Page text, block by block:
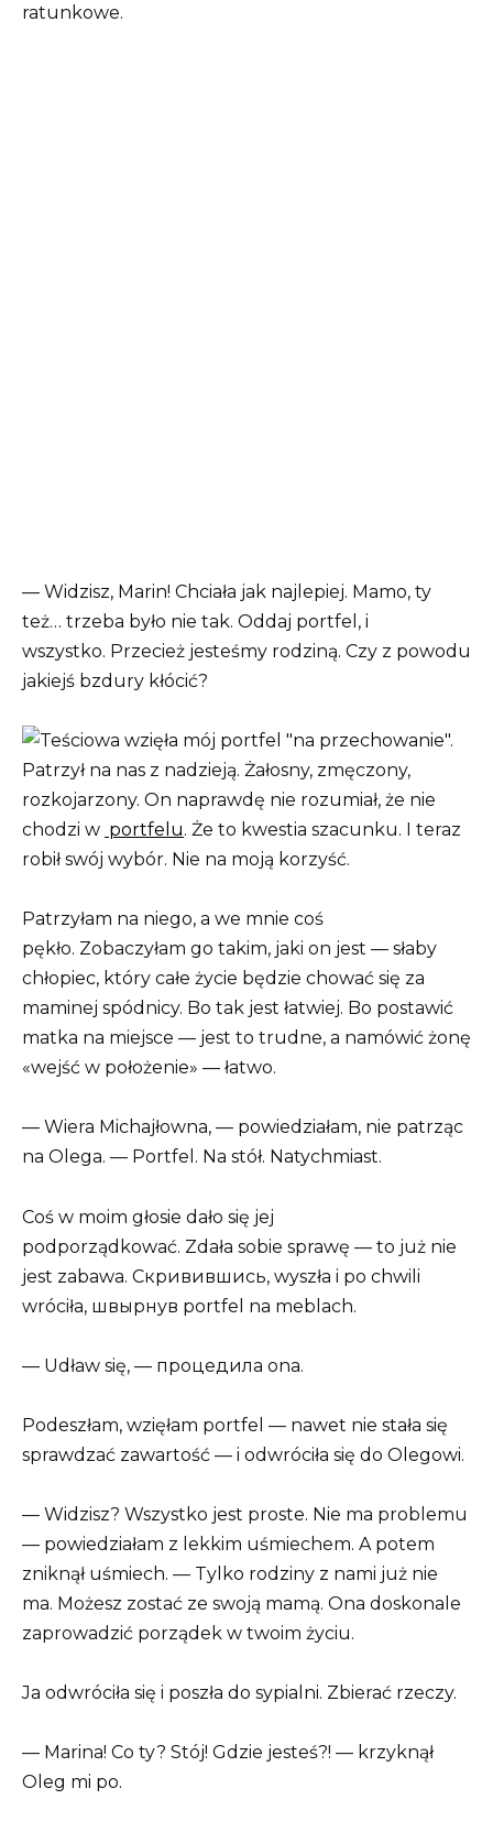
ratunkowe.
— Widzisz, Marin! Chciała jak najlepiej. Mamo, ty
też… trzeba było nie tak. Oddaj portfel, i
wszystko. Przecież jesteśmy rodziną. Czy z powodu
jakiejś bzdury kłócić?
Patrzył na nas z nadzieją. Żałosny, zmęczony,
rozkojarzony. On naprawdę nie rozumiał, że nie
chodzi w portfelu. Że to kwestia szacunku. I teraz
robił swój wybór. Nie na moją korzyść.
Patrzyłam na niego, a we mnie coś
pękło. Zobaczyłam go takim, jaki on jest — słaby
chłopiec, który całe życie będzie chować się za
maminej spódnicy. Bo tak jest łatwiej. Bo postawić
matka na miejsce — jest to trudne, a namówić żonę
«wejść w położenie» — łatwo.
— Wiera Michajłowna, — powiedziałam, nie patrząc
na Olega. — Portfel. Na stół. Natychmiast.
Coś w moim głosie dało się jej
podporządkować. Zdała sobie sprawę — to już nie
jest zabawa. Скривившись, wyszła i po chwili
wróciła, швырнув portfel na meblach.
— Udław się, — процедила ona.
Podeszłam, wzięłam portfel — nawet nie stała się
sprawdzać zawartość — i odwróciła się do Olegowi.
— Widzisz? Wszystko jest proste. Nie ma problemu
— powiedziałam z lekkim uśmiechem. A potem
zniknął uśmiech. — Tylko rodziny z nami już nie
ma. Możesz zostać ze swoją mamą. Ona doskonale
zaprowadzić porządek w twoim życiu.
Ja odwróciła się i poszła do sypialni. Zbierać rzeczy.
— Marina! Co ty? Stój! Gdzie jesteś?! — krzyknął
Oleg mi po.